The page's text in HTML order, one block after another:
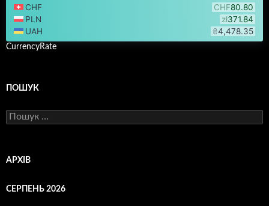
CurrencyRate
ПОШУК
Пошук:
АРХІВ
СЕРПЕНЬ 2026